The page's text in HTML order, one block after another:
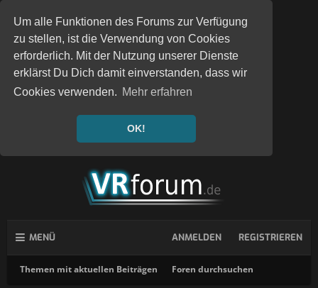
Um alle Funktionen des Forums zur Verfügung
zu stellen, ist die Verwendung von Cookies
erforderlich. Mit der Nutzung unserer Dienste
erklärst Du Dich damit einverstanden, dass wir
Cookies verwenden. Mehr erfahren
OK!
MENÜ
Themen mit aktuellen Beiträgen Foren durchsuchen
ANMELDEN REGISTRIEREN